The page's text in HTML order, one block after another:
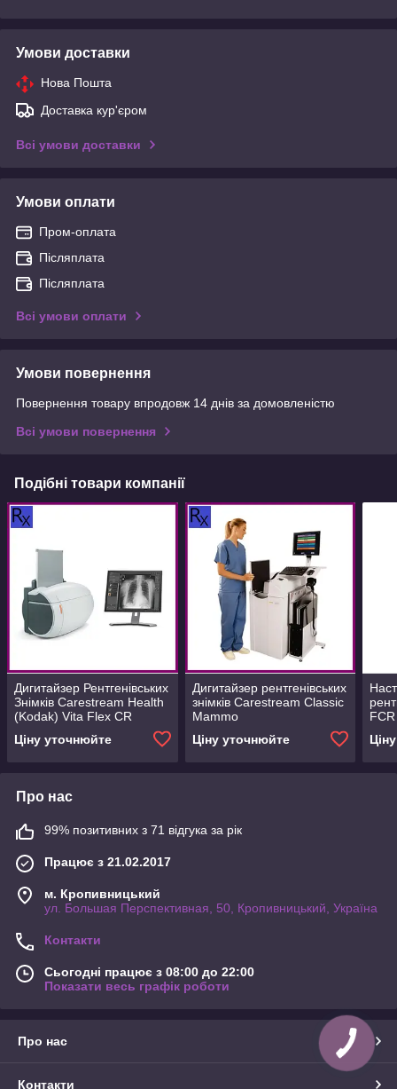
Умови доставки
Нова Пошта
Доставка кур'єром
Всі умови доставки
Умови оплати
Пром-оплата
Післяплата
Післяплата
Всі умови оплати
Умови повернення
Повернення товару впродовж 14 днів за домовленістю
Всі умови повернення
Подібні товари компанії
Дигитайзер Рентгенівських
Знімків Carestream Health
(Kodak) Vita Flex CR
Ціну уточнюйте
Дигитайзер рентгенівських
знімків Carestream Classic
Mammo
Ціну уточнюйте
Про нас
99% позитивних з 71 відгука за рік
Працює з 21.02.2017
м. Кропивницький
ул. Большая Перспективная, 50, Кропивницький, Україна
Контакти
Сьогодні працює з 08:00 до 22:00
Показати весь графік роботи
Про нас
Контакти